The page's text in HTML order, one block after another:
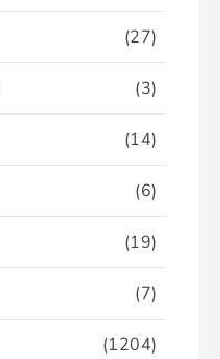
(27)
(3)
(14)
(6)
(19)
(7)
(1204)